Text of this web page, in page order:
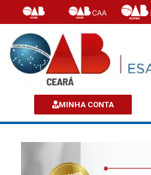
MINHA CONTA